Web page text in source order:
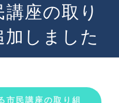
座の取り
しました
市民講座の取り組